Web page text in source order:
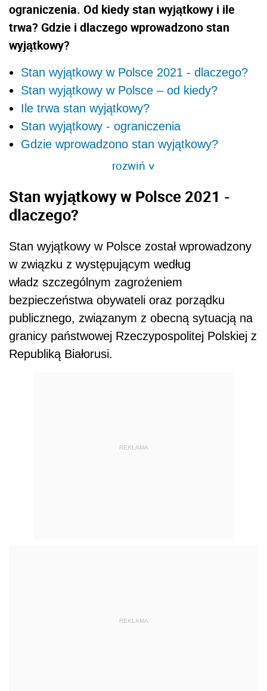
ograniczenia. Od kiedy stan wyjątkowy i ile
trwa? Gdzie i dlaczego wprowadzono stan
wyjątkowy?
Stan wyjątkowy w Polsce 2021 - dlaczego?
Stan wyjątkowy w Polsce – od kiedy?
Ile trwa stan wyjątkowy?
Stan wyjątkowy - ograniczenia
Gdzie wprowadzono stan wyjątkowy?
rozwiń>
Stan wyjątkowy w Polsce 2021 -
dlaczego?
Stan wyjątkowy w Polsce został wprowadzony
w związku z występującym według
władz szczególnym zagrożeniem
bezpieczeństwa obywateli oraz porządku
publicznego, związanym z obecną sytuacją na
granicy państwowej Rzeczypospolitej Polskiej z
Republiką Białorusi.
REKLAMA
REKLAMA